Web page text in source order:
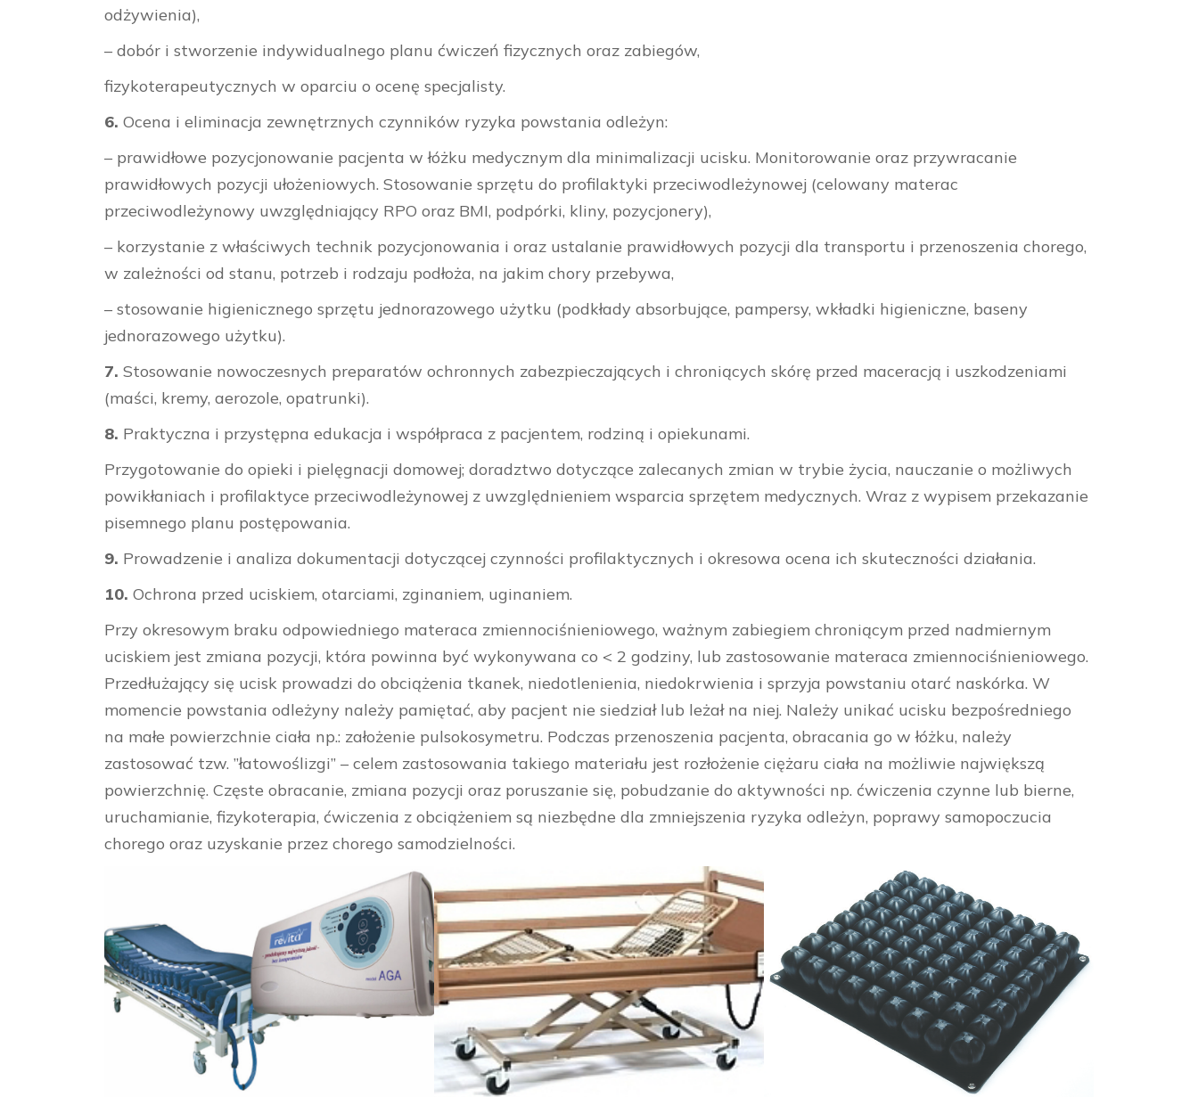
odżywienia),
– dobór i stworzenie indywidualnego planu ćwiczeń fizycznych oraz zabiegów,
fizykoterapeutycznych w oparciu o ocenę specjalisty.
6. Ocena i eliminacja zewnętrznych czynników ryzyka powstania odleżyn:
– prawidłowe pozycjonowanie pacjenta w łóżku medycznym dla minimalizacji ucisku. Monitorowanie oraz przywracanie
prawidłowych pozycji ułożeniowych. Stosowanie sprzętu do profilaktyki przeciwodleżynowej (celowany materac
przeciwodleżynowy uwzględniający RPO oraz BMI, podpórki, kliny, pozycjonery),
– korzystanie z właściwych technik pozycjonowania i oraz ustalanie prawidłowych pozycji dla transportu i przenoszenia chorego,
w zależności od stanu, potrzeb i rodzaju podłoża, na jakim chory przebywa,
– stosowanie higienicznego sprzętu jednorazowego użytku (podkłady absorbujące, pampersy, wkładki higieniczne, baseny
jednorazowego użytku).
7. Stosowanie nowoczesnych preparatów ochronnych zabezpieczających i chroniących skórę przed maceracją i uszkodzeniami
(maści, kremy, aerozole, opatrunki).
8. Praktyczna i przystępna edukacja i współpraca z pacjentem, rodziną i opiekunami.
Przygotowanie do opieki i pielęgnacji domowej; doradztwo dotyczące zalecanych zmian w trybie życia, nauczanie o możliwych
powikłaniach i profilaktyce przeciwodleżynowej z uwzględnieniem wsparcia sprzętem medycznych. Wraz z wypisem przekazanie
pisemnego planu postępowania.
9. Prowadzenie i analiza dokumentacji dotyczącej czynności profilaktycznych i okresowa ocena ich skuteczności działania.
10. Ochrona przed uciskiem, otarciami, zginaniem, uginaniem.
Przy okresowym braku odpowiedniego materaca zmiennociśnieniowego, ważnym zabiegiem chroniącym przed nadmiernym
uciskiem jest zmiana pozycji, która powinna być wykonywana co < 2 godziny, lub zastosowanie materaca zmiennociśnieniowego.
Przedłużający się ucisk prowadzi do obciążenia tkanek, niedotlenienia, niedokrwienia i sprzyja powstaniu otarć naskórka. W
momencie powstania odleżyny należy pamiętać, aby pacjent nie siedział lub leżał na niej. Należy unikać ucisku bezpośredniego
na małe powierzchnie ciała np.: założenie pulsokosymetru. Podczas przenoszenia pacjenta, obracania go w łóżku, należy
zastosować tzw. ”łatowoślizgi” – celem zastosowania takiego materiału jest rozłożenie ciężaru ciała na możliwie największą
powierzchnię. Częste obracanie, zmiana pozycji oraz poruszanie się, pobudzanie do aktywności np. ćwiczenia czynne lub bierne,
uruchamianie, fizykoterapia, ćwiczenia z obciążeniem są niezbędne dla zmniejszenia ryzyka odleżyn, poprawy samopoczucia
chorego oraz uzyskanie przez chorego samodzielności.